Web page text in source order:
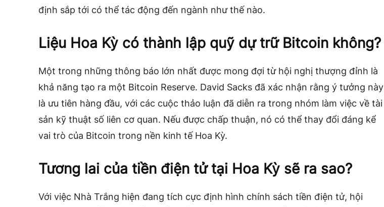
định sắp tới có thể tác động đến ngành như thế nào.
Liệu Hoa Kỳ có thành lập quỹ dự trữ Bitcoin không?
Một trong những thông báo lớn nhất được mong đợi từ hội nghị thượng đỉnh là
khả năng tạo ra một Bitcoin Reserve. David Sacks đã xác nhận rằng ý tưởng này
là ưu tiên hàng đầu, với các cuộc thảo luận đã diễn ra trong nhóm làm việc về tài
sản kỹ thuật số liên cơ quan. Nếu được chấp thuận, nó có thể thay đổi đáng kể
vai trò của Bitcoin trong nền kinh tế Hoa Kỳ.
Tương lai của tiền điện tử tại Hoa Kỳ sẽ ra sao?
Với việc Nhà Trắng hiện đang tích cực định hình chính sách tiền điện tử, hội